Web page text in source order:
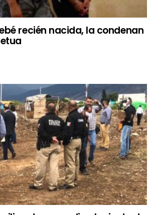
recién nacida, la condenan